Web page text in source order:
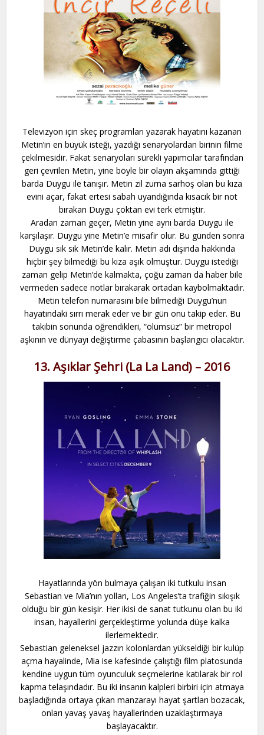
Televizyon için skeç programları yazarak hayatını kazanan
Metin’in en büyük isteği, yazdığı senaryolardan birinin filme
çekilmesidir. Fakat senaryoları sürekli yapımcılar tarafından
geri çevrilen Metin, yine böyle bir olayın akşamında gittiği
barda Duygu ile tanışır. Metin zil zurna sarhoş olan bu kıza
evini açar, fakat ertesi sabah uyandığında kısacık bir not
bırakan Duygu çoktan evi terk etmiştir.
Aradan zaman geçer, Metin yine aynı barda Duygu ile
karşılaşır. Duygu yine Metin’e misafir olur. Bu günden sonra
Duygu sık sık Metin’de kalır. Metin adı dışında hakkında
hiçbir şey bilmediği bu kıza aşık olmuştur. Duygu istediği
zaman gelip Metin’de kalmakta, çoğu zaman da haber bile
vermeden sadece notlar bırakarak ortadan kaybolmaktadır.
Metin telefon numarasını bile bilmediği Duygu’nun
hayatındaki sırrı merak eder ve bir gün onu takip eder. Bu
takibin sonunda öğrendikleri, “ölümsüz” bir metropol
aşkının ve dünyayı değiştirme çabasının başlangıcı olacaktır.
13. Aşıklar Şehri (La La Land) – 2016
Hayatlarında yön bulmaya çalışan iki tutkulu insan
Sebastian ve Mia’nın yolları, Los Angeles’ta trafiğin sıkışık
olduğu bir gün kesişir. Her ikisi de sanat tutkunu olan bu iki
insan, hayallerini gerçekleştirme yolunda düşe kalka
ilerlemektedir.
Sebastian geleneksel jazzın kolonlardan yükseldiği bir kulüp
açma hayalinde, Mia ise kafesinde çalıştığı film platosunda
kendine uygun tüm oyunculuk seçmelerine katılarak bir rol
kapma telaşındadır. Bu iki insanın kalpleri birbiri için atmaya
başladığında ortaya çıkan manzarayı hayat şartları bozacak,
onları yavaş yavaş hayallerinden uzaklaştırmaya
başlayacaktır.